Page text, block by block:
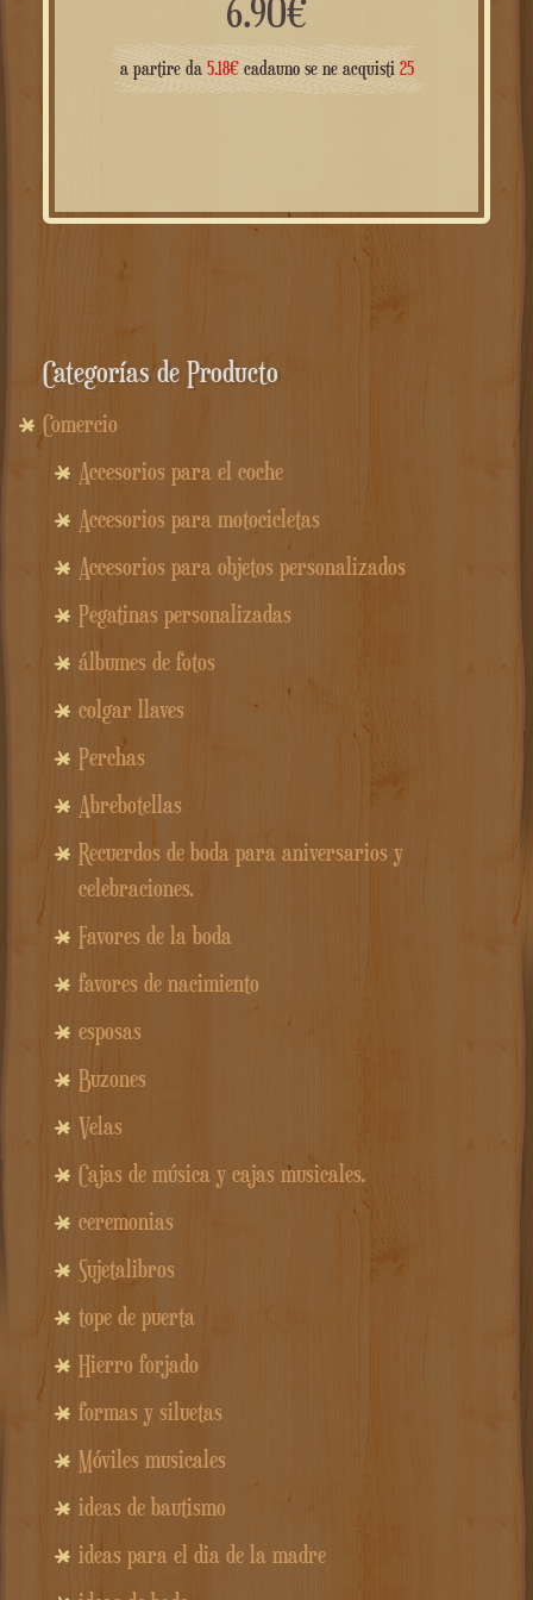
6.90€
a partire da 5.18€cadauno se ne acquisti 25
Categorías de Producto
Comercio
Accesorios para el coche
Accesorios para motocicletas
Accesorios para objetos personalizados
Pegatinas personalizadas
álbumes de fotos
colgar llaves
Perchas
Abrebotellas
Recuerdos de boda para aniversarios y
celebraciones.
Favores de la boda
favores de nacimiento
esposas
Buzones
Velas
Cajas de música y cajas musicales.
ceremonias
Sujetalibros
tope de puerta
Hierro forjado
formas y siluetas
Móviles musicales
ideas de bautismo
ideas para el dia de la madre